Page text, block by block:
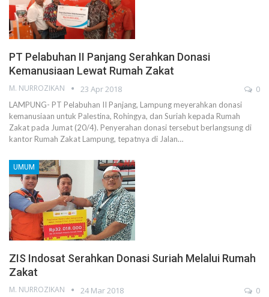
PT Pelabuhan II Panjang Serahkan Donasi
Kemanusiaan Lewat Rumah Zakat
M. NURROZIKAN 23 Apr 2018 0
LAMPUNG- PT Pelabuhan II Panjang, Lampung meyerahkan donasi
kemanusiaan untuk Palestina, Rohingya, dan Suriah kepada Rumah
Zakat pada Jumat (20/4). Penyerahan donasi tersebut berlangsung di
kantor Rumah Zakat Lampung, tepatnya di Jalan…
UMUM
ZIS Indosat Serahkan Donasi Suriah Melalui Rumah
Zakat
M. NURROZIKAN 24 Mar 2018 0